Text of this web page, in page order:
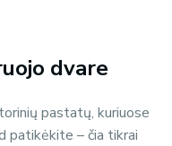
dvare
pastatų, kuriuose
patikėkite – čia tikrai